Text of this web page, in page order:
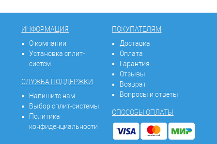
ИНФОРМАЦИЯ
О компании
Установка сплит-
систем
СЛУЖБА ПОДДЕРЖКИ
Напишите нам
Выбор сплит-системы
Политика
конфиденциальности
ПОКУПАТЕЛЯМ
Доставка
Оплата
Гарантия
Отзывы
Возврат
Вопросы и ответы
СПОСОБЫ ОПЛАТЫ